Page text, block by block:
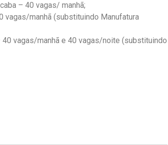
– 40 vagas/ manhã;
vagas/manhã (substituindo Manufatura
40 vagas/manhã e 40 vagas/noite (substituindo